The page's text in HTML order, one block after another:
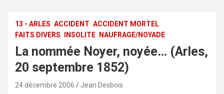
13 - ARLES ACCIDENT ACCIDENT MORTEL
FAITS DIVERS
INSOLITE NAUFRAGE/NOYADE
La nommée Noyer, noyée… (Arles,
20 septembre 1852)
24 décembre 2006 Jean Desbois